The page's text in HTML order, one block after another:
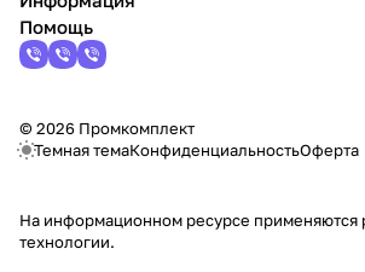
Помощь
© 2026 Промкомплект
Темная темаКонфиденциальностьОферта
На информационном ресурсе применяются
технологии.